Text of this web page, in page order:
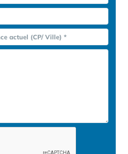
actuel (CP/ Ville) *